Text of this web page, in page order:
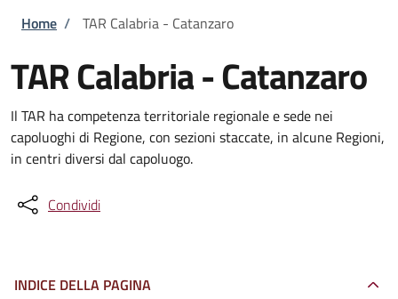
Briciole di pane
Home / TAR Calabria - Catanzaro
TAR Calabria - Catanzaro
Il TAR ha competenza territoriale regionale e sede nei
capoluoghi di Regione, con sezioni staccate, in alcune Regioni,
in centri diversi dal capoluogo.
Condividi
INDICE DELLA PAGINA